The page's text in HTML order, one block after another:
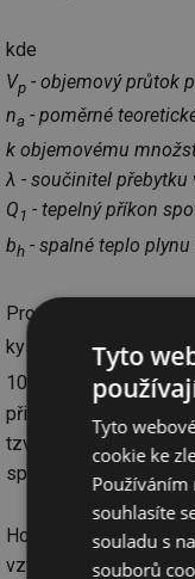
kde
Vp - objemový průtok
na - poměrné
k objemovému
λ - součinitel přebytku
Q1 - tepelný příkon
bh - spalné teplo
Pro spálení 1 m
kyslíku O
(m ) ve
10 m
vzduchu,
přibližně pětinový.
tzv. teoretické
spotřebičů typu B s
Hodnotu součinitele
vztahu
Tyto
Tyto
cookie ke
Používáním
souhlasíte
souladu s
souborů